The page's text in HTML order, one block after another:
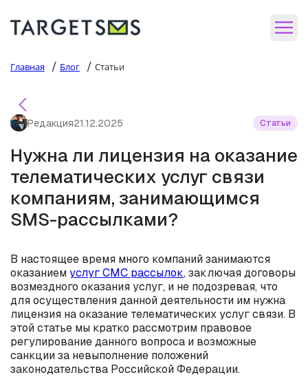
Главная / Блог / Статьи
Редакция21.12.2025 Статьи
Нужна ли лицензия на оказание
телематических услуг связи
компаниям, занимающимся
SMS-рассылками?
В настоящее время много компаний занимаются
оказаниемуслуг СМС рассылок, заключая договоры
возмездного оказания услуг, и не подозревая, что
для осуществления данной деятельности им нужна
лицензия на оказание телематических услуг связи. В
этой статье мы кратко рассмотрим правовое
регулирование данного вопроса и возможные
санкции за невыполнение положений
законодательства Российской Федерации.